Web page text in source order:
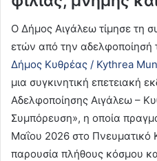
Ο Δήμος Αιγάλεω τίμησε τη
ετών από την αδελφοποίησή
Δήμος Κυθρέας / Kythrea
μια συγκινητική επετειακή
Αδελφοποίησης Αιγάλεω –
Συμπόρευση», η οποία
Μαΐου 2026 στο Πνευματικό
παρουσία πλήθους κόσμου